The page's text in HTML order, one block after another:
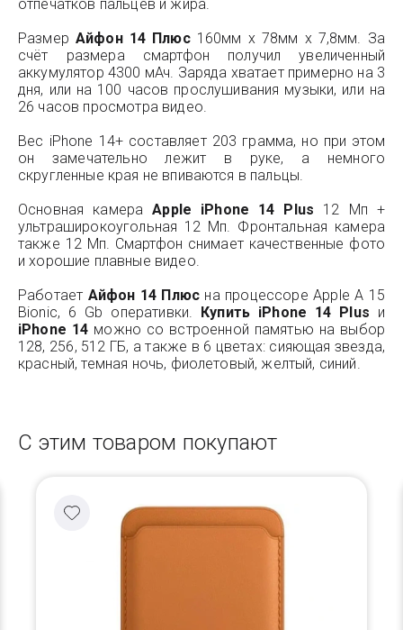
отпечатков пальцев и жира.
Размер Айфон 14 Плюс160мм х 78мм х 7,8мм. За
счёт размера смартфон получил увеличенный
аккумулятор 4300 мАч. Заряда хватает примерно на 3
дня, или на 100 часов прослушивания музыки, или на
26 часов просмотра видео.
Вес iPhone 14+ составляет 203 грамма, но при этом
он замечательно лежит в руке, а немного
скругленные края не впиваются в пальцы.
Основная камераApple iPhone 14 Plus 12 Мп +
ультраширокоугольная 12 Мп. Фронтальная камера
также 12 Мп. Смартфон снимает качественные фото
и хорошие плавные видео.
Работает Айфон 14 Плюс на процессоре Apple A 15
Bionic, 6 Gb оперативки. Купить iPhone 14 Plus и
iPhone 14 можно со встроенной памятью на выбор
128, 256, 512 ГБ, а также в 6 цветах: сияющая звезда,
красный, темная ночь, фиолетовый, желтый, синий.
С этим товаром покупают